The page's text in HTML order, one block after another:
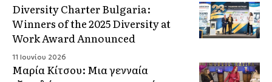
Diversity Charter Bulgaria:
Winners of the 2025 Diversity at
Work Award Announced
11 Ιουνίου 2026
Μαρία Κίτσου: Μια γενναία